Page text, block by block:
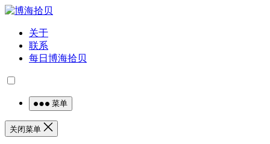
关于
联系
每日博海拾贝
菜单
关闭菜单